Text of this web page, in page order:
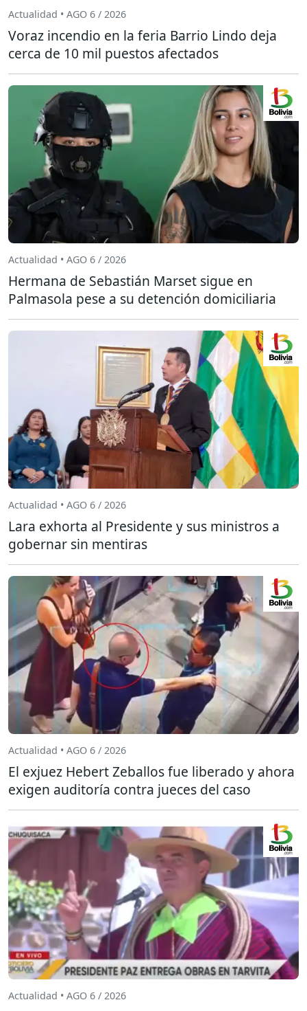
Actualidad • AGO 6 / 2026
Voraz incendio en la feria Barrio Lindo deja
cerca de 10 mil puestos afectados
Actualidad • AGO 6 / 2026
Hermana de Sebastián Marset sigue en
Palmasola pese a su detención domiciliaria
Actualidad • AGO 6 / 2026
Lara exhorta al Presidente y sus ministros a
gobernar sin mentiras
Actualidad • AGO 6 / 2026
El exjuez Hebert Zeballos fue liberado y ahora
exigen auditoría contra jueces del caso
Actualidad • AGO 6 / 2026